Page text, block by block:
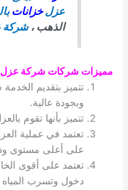
عزلخزانات
الذهب ،
مميزات شركات شركة عزل
تتميز بتقديم
وبجودة عالية.
تتميز بأنها تقوم
تعتمد في عملية
على أعلى مستوى
تعتمد على أقوى
دخول وتسرب المياه